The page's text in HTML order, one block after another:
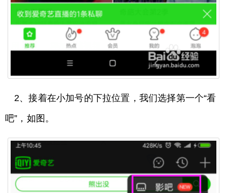
2、接着在小加号的下拉位置，我们选择第一个“看
吧”，如图。